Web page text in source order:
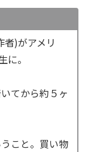
)がアメリ
。
てから約５ヶ
こと。買い物